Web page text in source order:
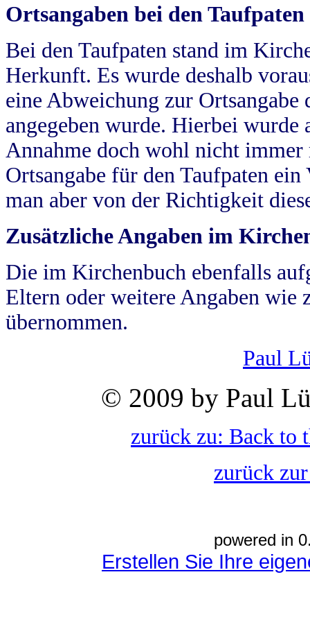
Ortsangaben bei den Taufpaten
Bei den Taufpaten stand im
Herkunft. Es wurde deshalb
eine Abweichung zur
angegeben wurde. Hierbei wurde
Annahme doch wohl nicht
Ortsangabe für den Taufpaten
man aber von der Richtigkeit
Zusätzliche Angaben im
Die im Kirchenbuch ebenfalls
Eltern oder weitere Angaben wie
übernommen.
Paul
© 2009 by Paul
zurück zu: Back to
zurück
powered in
Erstellen Sie Ihre